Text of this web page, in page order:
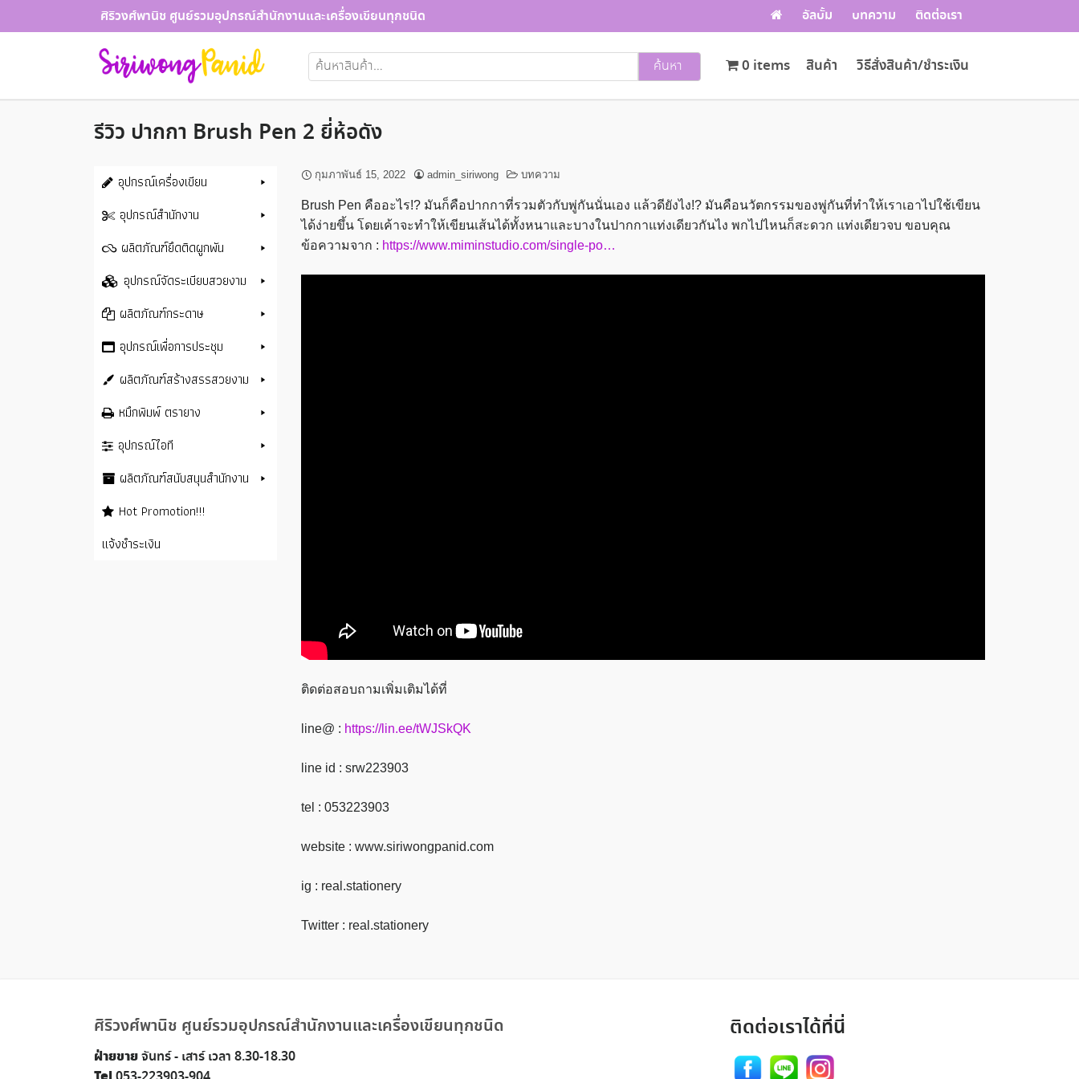
to
ศิริวงศ์พานิช ศูนย์รวมอุปกรณ์สำนักงานและเครื่องเขียนทุกชนิด อัลบั้ม บทความ ติดต่อเรา
ค้นหา: ค้นหา สินค้า วิธีสั่งสินค้า/ชำระเงิน
0 items
รีวิว ปากกา Brush Pen 2 ยี่ห้อดัง
กุมภาพันธ์ 15, 2022 admin_siriwong บทความ
Brush Pen คืออะไร!? มันก็คือปากกาที่รวมตัวกับพู่กันนั่นเอง แล้วดียังไง!? มันคือนวัตกรรมของพู่กันที่ทำให้เราเอาไปใช้เขียน
ได้ง่ายขึ้น โดยเค้าจะทำให้เขียนเส้นได้ทั้งหนาและบางในปากกาแท่งเดียวกันไง พกไปไหนก็สะดวก แท่งเดียวจบ ขอบคุณ
ข้อความจาก : https://www.miminstudio.com/single-po…
ติดต่อสอบถามเพิ่มเติมได้ที่
line@ : https://lin.ee/tWJSkQK
line id : srw223903
tel : 053223903
website : www.siriwongpanid.com
ig : real.stationery
Twitter : real.stationery
อุปกรณ์เครื่องเขียน
อุปกรณ์สำนักงาน
ผลิตภัณฑ์ยึดติดผูกพัน
อุปกรณ์จัดระเบียบสวยงาม
ผลิตภัณฑ์กระดาษ
อุปกรณ์เพื่อการประชุม
ผลิตภัณฑ์สร้างสรรสวยงาม
หมึกพิมพ์ ตรายาง
อุปกรณ์ไอที
ผลิตภัณฑ์สนับสนุนสำนักงาน
Hot Promotion!!!
แจ้งชำระเงิน
ศิริวงศ์พานิช ศูนย์รวมอุปกรณ์สำนักงานและเครื่องเขียนทุกชนิด
ฝ่ายขายจันทร์ - เสาร์ เวลา 8.30-18.30
ติดต่อเราได้ที่นี่